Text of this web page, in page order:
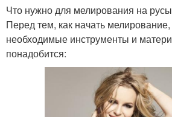
Что нужно для мелирования на
Перед тем, как начать
необходимые инструменты и
понадобится: